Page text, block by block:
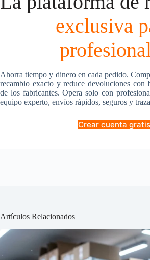
exclusiva
Ahorra tiempo y dinero en cada pedido.
recambio exacto y reduce devoluciones con
de los fabricantes. Opera solo con
equipo experto, envíos rápidos, seguros y
Crear cuenta gratis
Artículos Relacionados